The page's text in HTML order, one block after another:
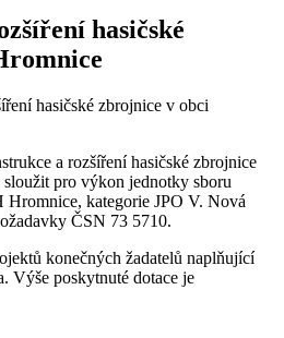
hasičské
hasičské zbrojnice v obci
a rozšíření hasičské zbrojnice
pro výkon jednotky sboru
kategorie JPO V. Nová
ČSN 73 5710.
konečných žadatelů naplňující
poskytnuté dotace je